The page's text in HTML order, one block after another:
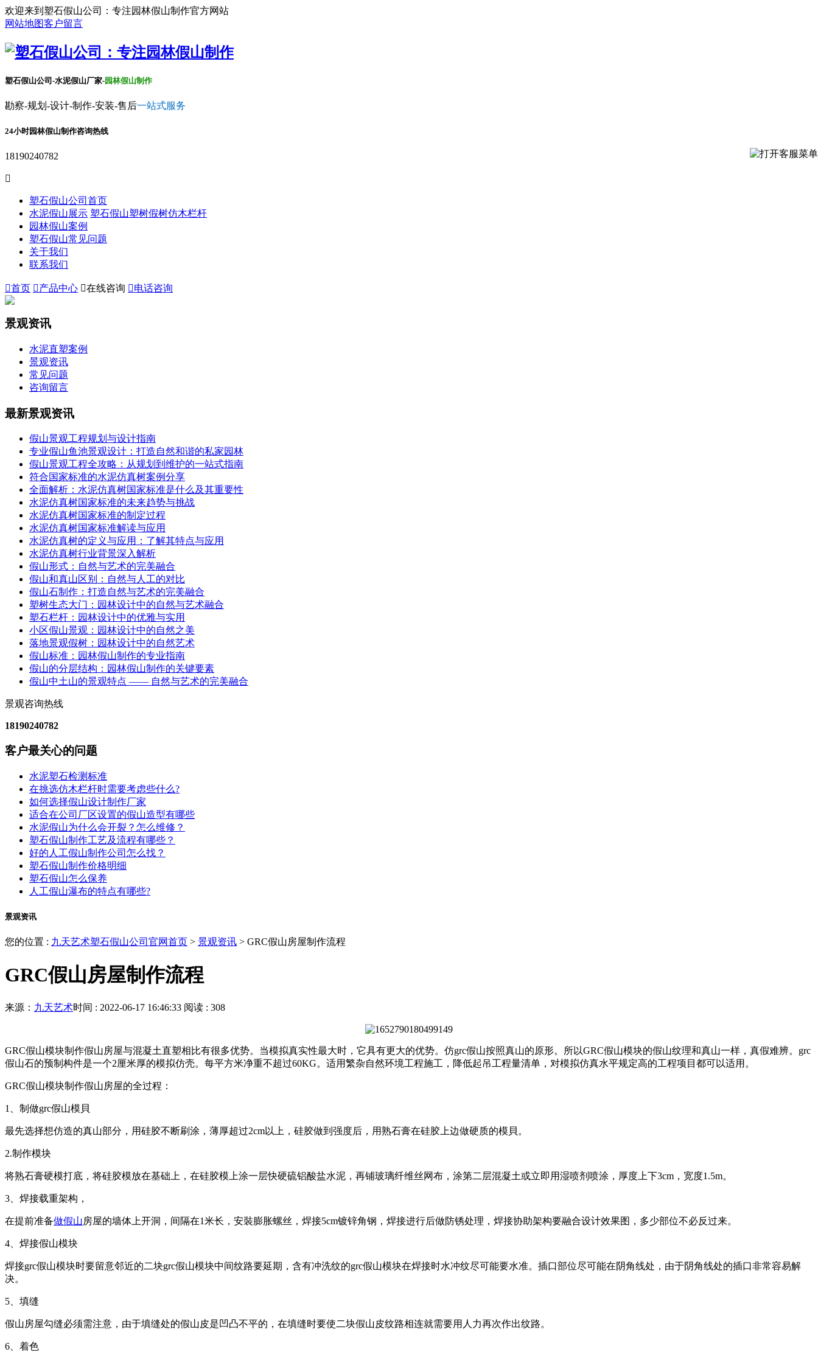
欢迎来到塑石假山公司：专注园林假山制作官方网站
网站地图客户留言
塑石假山公司-水泥假山厂家-园林假山制作
勘察-规划-设计-制作-安装-售后一站式服务
24小时园林假山制作咨询热线
18190240782

塑石假山公司首页
水泥假山展示 塑石假山塑树假树仿木栏杆
园林假山案例
塑石假山常见问题
关于我们
联系我们
首页 产品中心 在线咨询 电话咨询
景观资讯
水泥直塑案例
景观资讯
常见问题
咨询留言
最新景观资讯
假山景观工程规划与设计指南
专业假山鱼池景观设计：打造自然和谐的私家园林
假山景观工程全攻略：从规划到维护的一站式指南
符合国家标准的水泥仿真树案例分享
全面解析：水泥仿真树国家标准是什么及其重要性
水泥仿真树国家标准的未来趋势与挑战
水泥仿真树国家标准的制定过程
水泥仿真树国家标准解读与应用
水泥仿真树的定义与应用：了解其特点与应用
水泥仿真树行业背景深入解析
假山形式：自然与艺术的完美融合
假山和真山区别：自然与人工的对比
假山石制作：打造自然与艺术的完美融合
塑树生态大门：园林设计中的自然与艺术融合
塑石栏杆：园林设计中的优雅与实用
小区假山景观：园林设计中的自然之美
落地景观假树：园林设计中的自然艺术
假山标准：园林假山制作的专业指南
假山的分层结构：园林假山制作的关键要素
假山中土山的景观特点 —— 自然与艺术的完美融合
景观咨询热线
18190240782
客户最关心的问题
水泥塑石检测标准
在挑选仿木栏杆时需要考虑些什么?
如何选择假山设计制作厂家
适合在公司厂区设置的假山造型有哪些
水泥假山为什么会开裂？怎么维修？
塑石假山制作工艺及流程有哪些？
好的人工假山制作公司怎么找？
塑石假山制作价格明细
塑石假山怎么保养
人工假山瀑布的特点有哪些?
景观资讯
您的位置 : 九天艺术塑石假山公司官网首页 > 景观资讯 > GRC假山房屋制作流程
GRC假山房屋制作流程
来源： 九天艺术时间 : 2022-06-17 16:46:33 阅读 : 308
GRC假山模块制作假山房屋与混凝土直塑相比有很多优势。当模拟真实性最大时，它具有更大的优势。仿grc假山按照真山的原形。所以GRC假山模块的假山纹理和真山一样，真假难辨。grc
假山石的预制构件是一个2厘米厚的模拟仿壳。每平方米净重不超过60KG。适用繁杂自然环境工程施工，降低起吊工程量清单，对模拟仿真水平规定高的工程项目都可以适用。
GRC假山模块制作假山房屋的全过程：
1、制做grc假山模貝
最先选择想仿造的真山部分，用硅胶不断刷涂，薄厚超过2cm以上，硅胶做到强度后，用熟石膏在硅胶上边做硬质的模貝。
2.制作模块
将熟石膏硬模打底，将硅胶模放在基础上，在硅胶模上涂一层快硬硫铝酸盐水泥，再铺玻璃纤维丝网布，涂第二层混凝土或立即用湿喷剂喷涂，厚度上下3cm，宽度1.5m。
3、焊接载重架构，
在提前准备做假山房屋的墙体上开洞，间隔在1米长，安裝膨胀螺丝，焊接5cm镀锌角钢，焊接进行后做防锈处理，焊接协助架构要融合设计效果图，多少部位不必反过来。
4、焊接假山模块
焊接grc假山模块时要留意邻近的二块grc假山模块中间纹路要延期，含有冲洗纹的grc假山模块在焊接时水冲纹尽可能要水准。插口部位尽可能在阴角线处，由于阴角线处的插口非常容易解
决。
5、填缝
假山房屋勾缝必须需注意，由于填缝处的假山皮是凹凸不平的，在填缝时要使二块假山皮纹路相连就需要用人力再次作出纹路。
6、着色